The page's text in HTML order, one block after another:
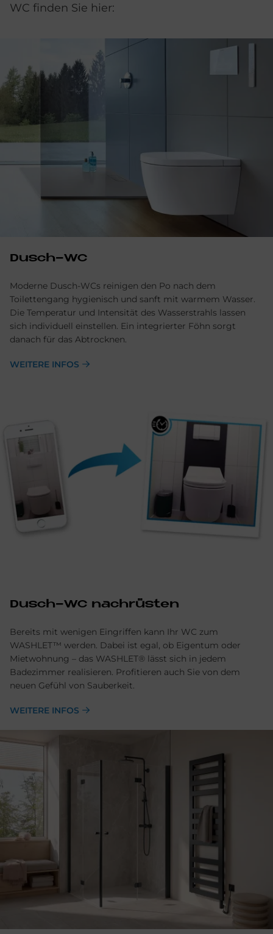
WC finden Sie hier:
Dusch-WC
Moderne Dusch-WCs reinigen den Po nach dem
Toilettengang hygienisch und sanft mit warmem Wasser.
Die Temperatur und Intensität des Wasserstrahls lassen
sich individuell einstellen. Ein integrierter Föhn sorgt
danach für das Abtrocknen.
WEITERE INFOS
Dusch-WC nachrüsten
Bereits mit wenigen Eingriffen kann Ihr WC zum
WASHLET™ werden. Dabei ist egal, ob Eigentum oder
Mietwohnung – das WASHLET® lässt sich in jedem
Badezimmer realisieren. Profitieren auch Sie von dem
neuen Gefühl von Sauberkeit.
WEITERE INFOS